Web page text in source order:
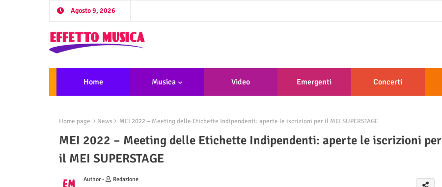
Agosto 9, 2026
Home Musica Video Emergenti Concerti
Home page News MEI 2022 – Meeting delle Etichette Indipendenti: aperte le iscrizioni per il MEI SUPERSTAGE
MEI 2022 – Meeting delle Etichette Indipendenti: aperte le iscrizioni per
il MEI SUPERSTAGE
Author -
Redazione